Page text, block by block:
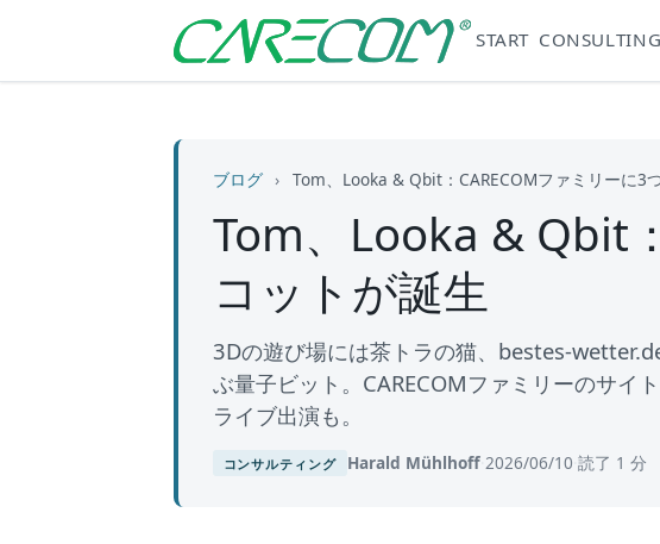
START CONSULTING
ブログ › Tom、Looka & Qbit：CARECOMファミリーに3
Tom、Looka & Qbit
コットが誕生
3Dの遊び場には茶トラの猫、bestes-
ぶ量子ビット。CARECOMファミリーのサイ
ライブ出演も。
コンサルティング Harald Mühlhoff· 2026/06/10 読了 1 分